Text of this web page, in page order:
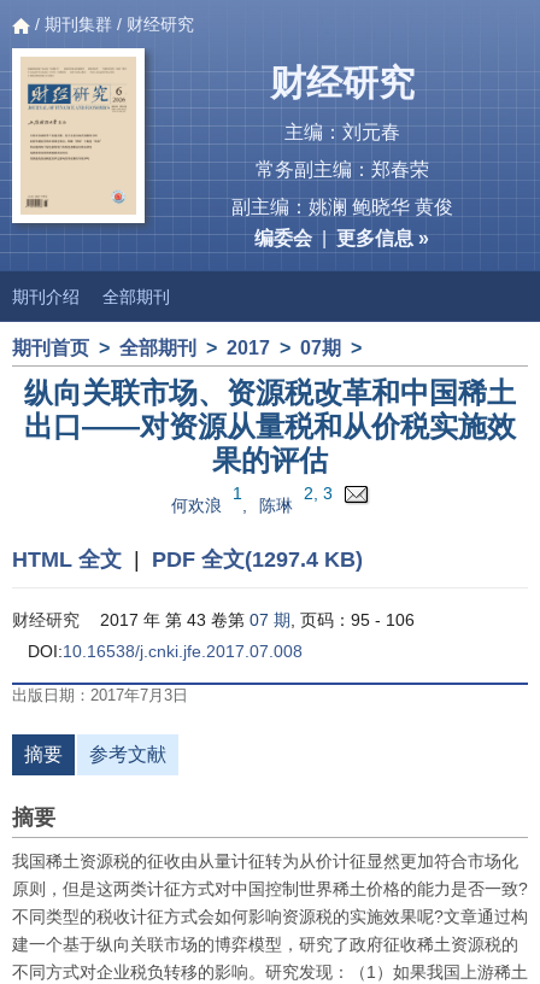
/ 期刊集群 / 财经研究
财经研究
主编：刘元春
常务副主编：郑春荣
副主编：姚澜 鲍晓华 黄俊
编委会|更多信息 »
期刊介绍 全部期刊
期刊首页 > 全部期刊 > 2017 > 07期 >
纵向关联市场、资源税改革和中国稀土
出口——对资源从量税和从价税实施效
果的评估
何欢浪
1
陈琳
2, 3
HTML 全文 PDF 全文(1297.4 KB)
财经研究 2017 年 第 43 卷第 07 期, 页码：95 - 106
DOI:10.16538/j.cnki.jfe.2017.07.008
出版日期：2017年7月3日
摘要 参考文献
摘要
我国稀土资源税的征收由从量计征转为从价计征显然更加符合市场化
原则，但是这两类计征方式对中国控制世界稀土价格的能力是否一致?
不同类型的税收计征方式会如何影响资源税的实施效果呢?文章通过构
建一个基于纵向关联市场的博弈模型，研究了政府征收稀土资源税的
不同方式对企业税负转移的影响。研究发现：（1）如果我国上游稀土